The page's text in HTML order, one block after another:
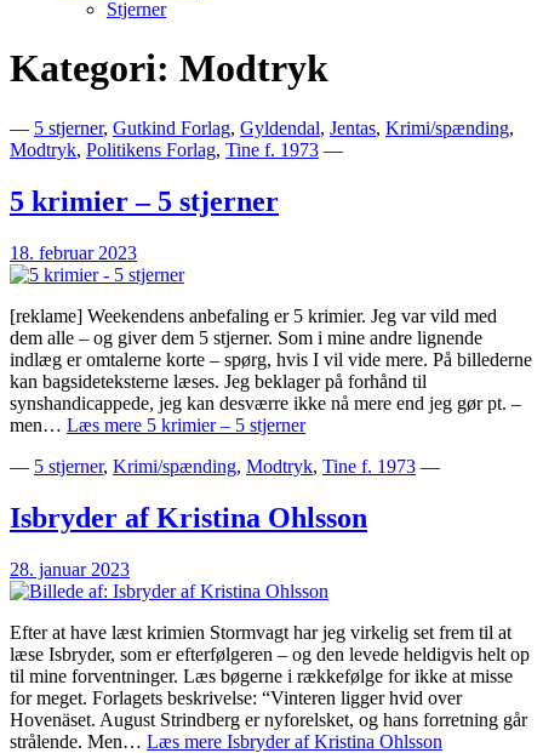
Stjerner
Bech's Books
Bogblog – Vi ♥ Bøger
Kategori: Modtryk
— 5 stjerner, Gutkind Forlag, Gyldendal, Jentas, Krimi/spænding,
Modtryk, Politikens Forlag, Tine f. 1973 —
5 krimier – 5 stjerner
18. februar 2023
[reklame] Weekendens anbefaling er 5 krimier. Jeg var vild med
dem alle – og giver dem 5 stjerner. Som i mine andre lignende
indlæg er omtalerne korte – spørg, hvis I vil vide mere. På billederne
kan bagsideteksterne læses. Jeg beklager på forhånd til
synshandicappede, jeg kan desværre ikke nå mere end jeg gør pt. –
men… Læs mere 5 krimier – 5 stjerner
— 5 stjerner, Krimi/spænding, Modtryk, Tine f. 1973 —
Isbryder af Kristina Ohlsson
28. januar 2023
Efter at have læst krimien Stormvagt har jeg virkelig set frem til at
læse Isbryder, som er efterfølgeren – og den levede heldigvis helt op
til mine forventninger. Læs bøgerne i rækkefølge for ikke at misse
for meget.⁣ Forlagets beskrivelse: “Vinteren ligger hvid over
Hovenäset. August Strindberg er nyforelsket, og hans forretning går
strålende. Men… Læs mere Isbryder af Kristina Ohlsson